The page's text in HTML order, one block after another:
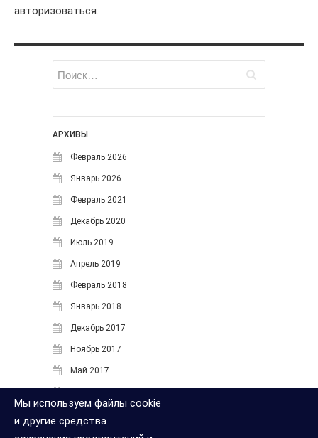
Январь 2018
Ноябрь 2017
Апрель 2017
Июнь 2016
Май 2016
сертификат в ISPmanager 5
вручную
Умный поиск для интернет-
WooCommerce: как увеличить
продажи
Умный поиск для OpenCart:
увеличить продажи интернет-
магазина
Умный поиск для Bitrix: Как
увеличить конверсию
авторизоваться
АРХИВЫ
Февраль 2026
Январь 2026
Февраль 2021
Декабрь 2020
Июль 2019
Апрель 2019
Февраль 2018
Январь 2018
Декабрь 2017
Ноябрь 2017
Май 2017
Май 2016
Мы используем файлы cookie
и другие средства